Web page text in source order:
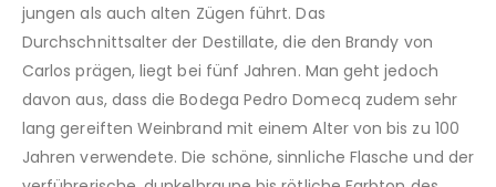
jungen als auch alten Zügen führt. Das
Durchschnittsalter der Destillate, die den Brandy von
Carlos prägen, liegt bei fünf Jahren. Man geht jedoch
davon aus, dass die Bodega Pedro Domecq zudem sehr
lang gereiften Weinbrand mit einem Alter von bis zu 100
Jahren verwendete. Die schöne, sinnliche Flasche und der